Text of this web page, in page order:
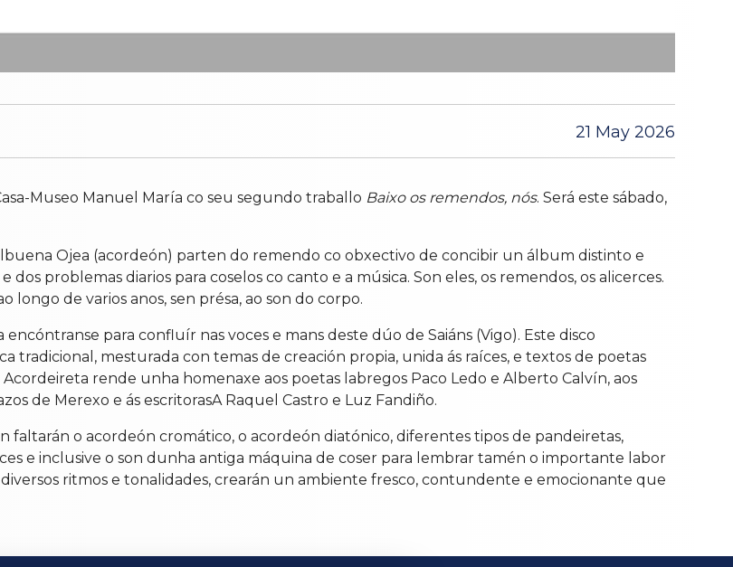
21 May 2026
Museo Manuel María co seu segundo traballo Baixo os remendos, nós. Será este sábado,
Ojea (acordeón) parten do remendo co obxectivo de concibir un álbum distinto e
problemas diarios para coselos co canto e a música. Son eles, os remendos, os alicerces.
longo de varios anos, sen présa, ao son do corpo.
encóntranse para confluír nas voces e mans deste dúo de Saiáns (Vigo). Este disco
tradicional, mesturada con temas de creación propia, unida ás raíces, e textos de poetas
Acordeireta rende unha homenaxe aos poetas labregos Paco Ledo e Alberto Calvín, aos
de Merexo e ás escritorasA Raquel Castro e Luz Fandiño.
faltarán o acordeón cromático, o acordeón diatónico, diferentes tipos de pandeiretas,
e inclusive o son dunha antiga máquina de coser para lembrar tamén o importante labor
ritmos e tonalidades, crearán un ambiente fresco, contundente e emocionante que